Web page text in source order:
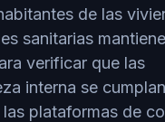
de las
sanitarias
verificar que las
interna se
plataformas de